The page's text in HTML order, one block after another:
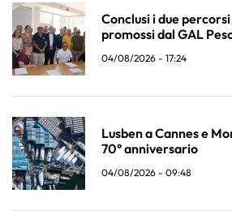
Conclusi i due
promossi dal GAL
04/08/2026 - 17:24
Lusben a Cannes e
70° anniversario
04/08/2026 - 09:48